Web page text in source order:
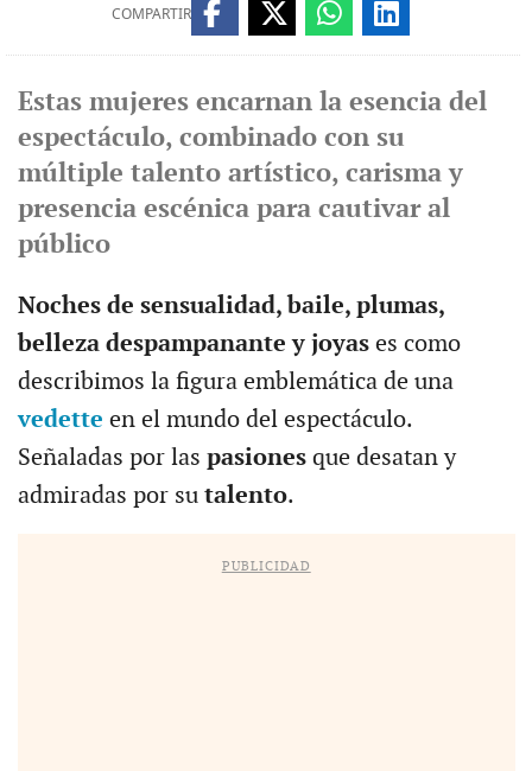
COMPARTIR
Estas mujeres encarnan la esencia del
espectáculo, combinado con su
múltiple talento artístico, carisma y
presencia escénica para cautivar al
público
Noches de sensualidad, baile, plumas,
belleza despampanante y joyases como
describimos la figura emblemática de una
vedette en el mundo del espectáculo.
Señaladas por las pasiones que desatan y
admiradas por su talento.
PUBLICIDAD